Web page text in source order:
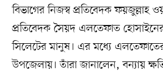
বিভাগের নিজস্ব প্রতিবেদক ফয়জুল্লাহ
প্রতিবেদক সৈয়দ এলতেফাত
সিলেটের মানুষ। এর মধ্যে
উপজেলায়। তাঁরা জানালেন, বন্যায়